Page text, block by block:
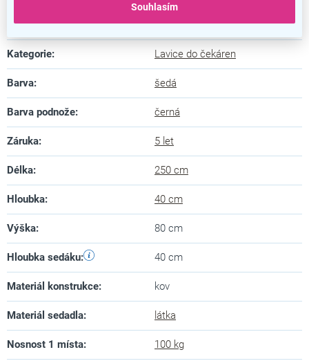
Souhlasím
Doplňkové parametry
Kategorie: Lavice do čekáren
Barva: šedá
Barva podnože: černá
Záruka: 5 let
Délka: 250 cm
Hloubka: 40 cm
Výška: 80 cm
Hloubka sedáku: 40 cm
Materiál konstrukce: kov
Materiál sedadla: látka
Nosnost 1 místa: 100 kg